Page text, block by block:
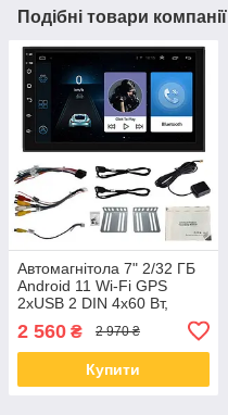
Подібні товари компанії
Автомагнітола 7" 2/32 ГБ
Android 11 Wi-Fi GPS
2xUSB 2 DIN 4x60 Вт,
2 560 ₴ 2 970 ₴
Купити